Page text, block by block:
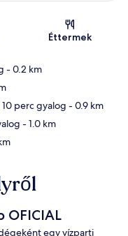
Éttermek
- 0.2 km
perc gyalog - 0.9 km
- 1.0 km
OFICIAL
egy vízparti